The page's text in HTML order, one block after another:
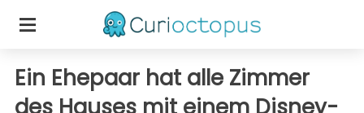
Ein Ehepaar hat alle Zimmer